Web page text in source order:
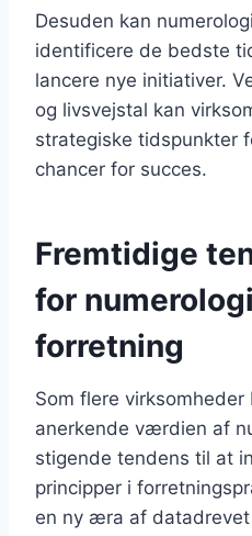
Desuden kan
identificere de bedste
lancere nye initiativer.
og livsvejstal kan
strategiske tidspunkter
chancer for succes.
Fremtidige
for
forretning
Som flere
anerkende værdien af
stigende tendens til at
principper i
en ny æra af